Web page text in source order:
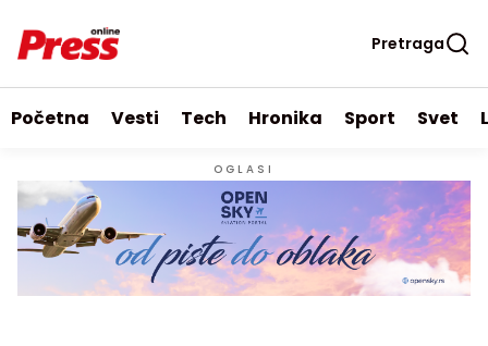
Pretraga
Početna Vesti Tech Hronika Sport Svet
OGLASI